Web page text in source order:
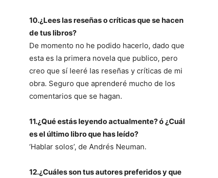
10.¿Lees las reseñas o críticas que se hacen
de tus libros?
De momento no he podido hacerlo, dado que
esta es la primera novela que publico, pero
creo que sí leeré las reseñas y críticas de mi
obra. Seguro que aprenderé mucho de los
comentarios que se hagan.
11.¿Qué estás leyendo actualmente? ó ¿Cuál
es el último libro que has leído?
‘Hablar solos’, de Andrés Neuman.
12.¿Cuáles son tus autores preferidos y que